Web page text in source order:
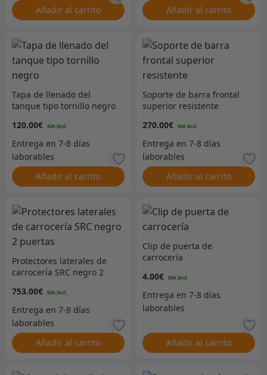
Añadir al carrito Añadir al carrito
Tapa de llenado del
tanque tipo tornillo negro
120.00€
Añadir al carrito
Soporte de barra frontal
superior resistente
270.00€
Añadir al carrito
Protectores laterales de
carrocería SRC negro 2
753.00€
Añadir al carrito
Clip de puerta de
carrocería
4.00€
Añadir al carrito